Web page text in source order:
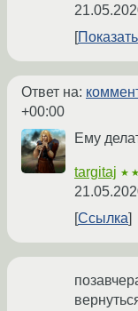
Ответ на:
+00:00
Ему
targitaj
Ссылка